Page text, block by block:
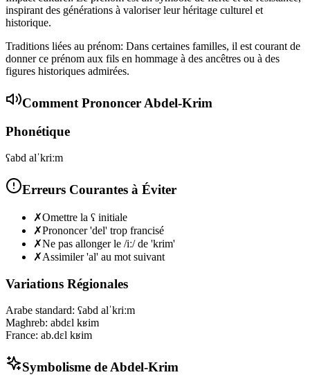
inspirant des générations à valoriser leur héritage culturel et
historique.
Traditions liées au prénom: Dans certaines familles, il est courant de
donner ce prénom aux fils en hommage à des ancêtres ou à des
figures historiques admirées.
Comment Prononcer Abdel-Krim
Phonétique
ʕabd alˈkriːm
Erreurs Courantes à Éviter
✗Omettre la ʕ initiale
✗Prononcer 'del' trop francisé
✗Ne pas allonger le /iː/ de 'krim'
✗Assimiler 'al' au mot suivant
Variations Régionales
Arabe standard: ʕabd alˈkriːm
Maghreb: abdɛl kʁim
France: ab.dɛl kʁim
Symbolisme de Abdel-Krim